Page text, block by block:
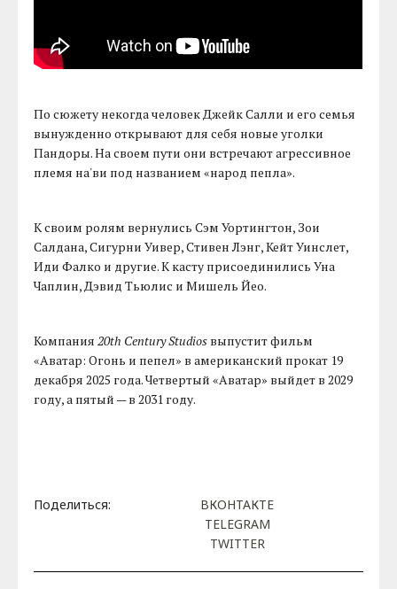
По сюжету некогда человек Джейк Салли и его семья
вынужденно открывают для себя новые уголки
Пандоры. На своем пути они встречают агрессивное
племя на'ви под названием «народ пепла».
К своим ролям вернулись Сэм Уортингтон, Зои
Салдана, Сигурни Уивер, Стивен Лэнг, Кейт Уинслет,
Иди Фалко и другие. К касту присоединились Уна
Чаплин, Дэвид Тьюлис и Мишель Йео.
Компания20th Century Studios выпустит фильм
«Аватар: Огонь и пепел» в американский прокат 19
декабря 2025 года. Четвертый «Аватар» выйдет в 2029
году, а пятый — в 2031 году.
Поделиться:
ВКОНТАКТЕ
TELEGRAM
TWITTER